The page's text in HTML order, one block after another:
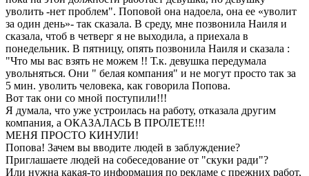
уволить -нет проблем". Поповой она надоела, она ее «уволит
за один день»- так сказала. В среду, мне позвонила Наиля и
сказала, чтоб в четверг я не выходила, а приехала в
понедельник. В пятницу, опять позвонила Наиля и сказала :
"Что мы вас взять не можем !! Т.к. девушка передумала
увольняться. Они " белая компания" и не могут просто так за
5 мин. уволить человека, как говорила Попова.
Вот так они со мной поступили!!!
Я думала, что уже устроилась на работу, отказала другим
компания, а ОКАЗАЛАСЬ В ПРОЛЕТЕ!!!
МЕНЯ ПРОСТО КИНУЛИ!
Попова! Зачем вы вводите людей в заблуждение?
Приглашаете людей на собеседование от "скуки ради"?
Или нужна какая-то информация по рекламе с прежних работ,